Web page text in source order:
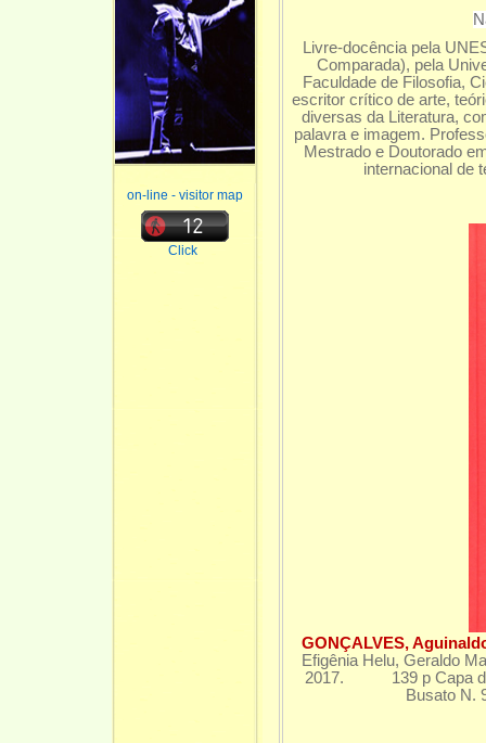
on-line - visitor map
Click
Livre-docência pela
Comparada), pela
Faculdade de Filosofia,
escritor crítico de arte,
diversas da Literatura,
palavra e imagem.
Mestrado e Doutorado
internacional de
GONÇALVES,
Efigênia Helu, Geraldo
2017. 139 p Capa
Busato N.